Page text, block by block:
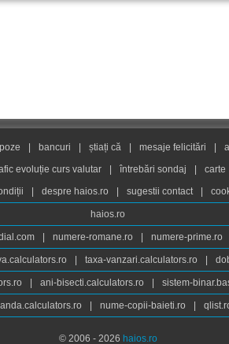
poze bancuri știați că mesaje felicitări
evoluție curs valutar
întrebări sondaj
carte
despre haios.ro sugestii contact
haios.ro
numere-romane.ro numere-prime.ro
taxa-vanzari.calculators.ro
ani-bisecti.calculators.ro sistem-
nume-copii-baieti.ro
© 2006 - 2026 haios.ro